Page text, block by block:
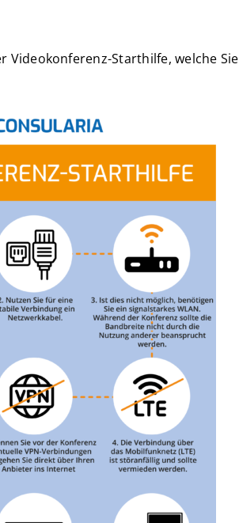
Videokonferenz-Starthilfe, welche